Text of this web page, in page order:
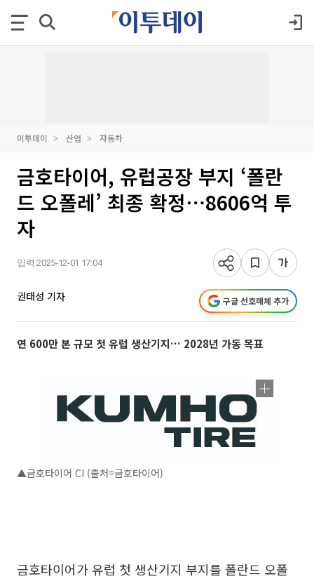
이투데이 산업 자동차
금호타이어, 유럽공장 부지 ‘폴란
드 오폴레’ 최종 확정⋯8606억 투
자
입력 2025-12-01 17:04
권태성 기자 구글 선호매체 추가
연 600만 본 규모 첫 유럽 생산기지… 2028년 가동 목표
▲금호타이어 CI (출처=금호타이어)
금호타이어가 유럽 첫 생산기지 부지를 폴란드 오폴